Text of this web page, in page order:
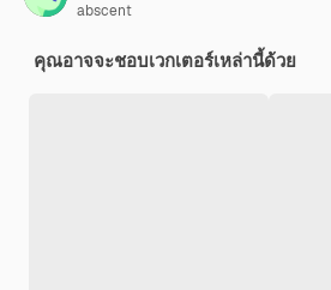
abscent
คุณอาจจะชอบเวกเตอร์เหล่านี้ด้วย